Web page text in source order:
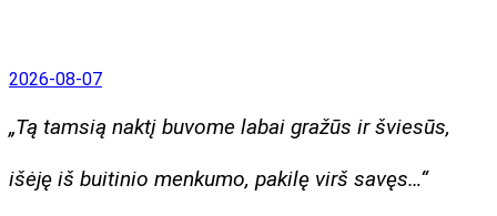
2026-08-07
„Tą tamsią naktį buvome labai gražūs ir šviesūs,
išėję iš buitinio menkumo, pakilę virš savęs…“